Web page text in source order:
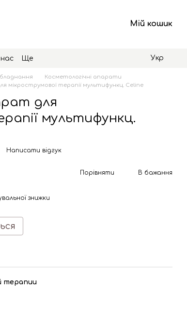
Мій кошик
Ще Укр
Косметологічні апарати
терапії мультифункц. Celine
для
мультифункц.
Написати відгук
Порівняти В бажання
знижки
терапии